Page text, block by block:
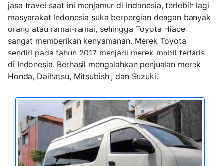
jasa travel saat ini menjamur di Indonesia, terlebih lagi
masyarakat Indonesia suka berpergian dengan banyak
orang atau ramai-ramai, sehingga Toyota Hiace
sangat memberikan kenyamanan. Merek Toyota
sendiri pada tahun 2017 menjadi merek mobil terlaris
di Indonesia. Berhasil mengalahkan penjualan merek
Honda, Daihatsu, Mitsubishi, dan Suzuki.